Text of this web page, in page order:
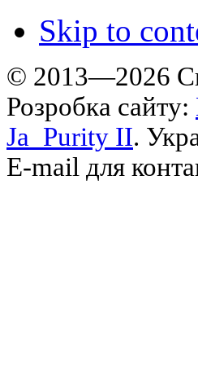
Skip to
© 2013—2026
Розробка сайту:
Ja_Purity II.
E-mail для